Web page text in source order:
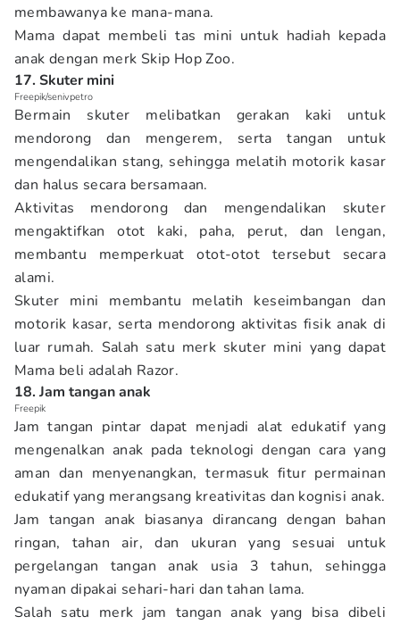
membawanya ke mana-mana.
Mama dapat membeli tas mini untuk hadiah kepada
anak dengan merk Skip Hop Zoo.
17. Skuter mini
Freepik/senivpetro
Bermain skuter melibatkan gerakan kaki untuk
mendorong dan mengerem, serta tangan untuk
mengendalikan stang, sehingga melatih motorik kasar
dan halus secara bersamaan.
Aktivitas mendorong dan mengendalikan skuter
mengaktifkan otot kaki, paha, perut, dan lengan,
membantu memperkuat otot-otot tersebut secara
alami.
Skuter mini membantu melatih keseimbangan dan
motorik kasar, serta mendorong aktivitas fisik anak di
luar rumah. Salah satu merk skuter mini yang dapat
Mama beli adalah Razor.
18. Jam tangan anak
Freepik
Jam tangan pintar dapat menjadi alat edukatif yang
mengenalkan anak pada teknologi dengan cara yang
aman dan menyenangkan, termasuk fitur permainan
edukatif yang merangsang kreativitas dan kognisi anak.
Jam tangan anak biasanya dirancang dengan bahan
ringan, tahan air, dan ukuran yang sesuai untuk
pergelangan tangan anak usia 3 tahun, sehingga
nyaman dipakai sehari-hari dan tahan lama.
Salah satu merk jam tangan anak yang bisa dibeli